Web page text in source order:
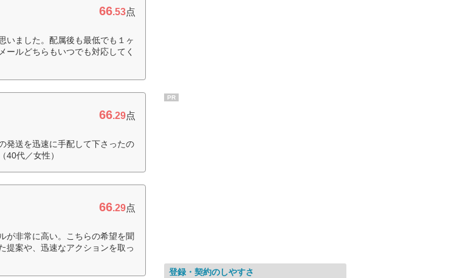
66.53点
いました。配属後も最低でも１ヶ
ールどちらもいつでも対応してく
66.29点
発送を迅速に手配して下さったの
40代／女性）
66.29点
が非常に高い。こちらの希望を聞
提案や、迅速なアクションを取っ
PR
登録・契約のしやすさ